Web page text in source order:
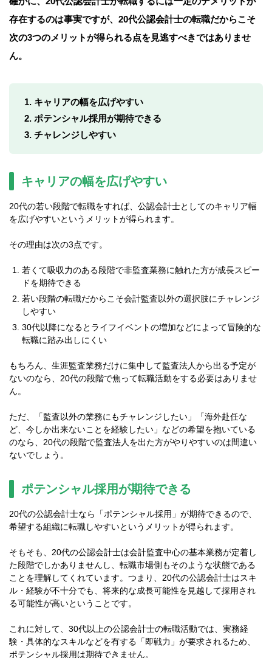
存在するのは事実ですが、 20代公認会計士の転職だからこそ
次の3つのメリットが得られる点を見逃すべきではありませ
ん。
キャリアの幅を広げやすい
ポテンシャル採用が期待できる
チャレンジしやすい
キャリアの幅を広げやすい
20代の若い段階で転職をすれば、公認会計士としてのキャリア幅
を広げやすいというメリットが得られます。
その理由は次の3点です。
若くて吸収力のある段階で非監査業務に触れた方が成長スピー
ドを期待できる
若い段階の転職だからこそ会計監査以外の選択肢にチャレンジ
しやすい
30代以降になるとライフイベントの増加などによって冒険的な
転職に踏み出しにくい
もちろん、生涯監査業務だけに集中して監査法人から出る予定が
ないのなら、20代の段階で焦って転職活動をする必要はありませ
ん。
ただ、「監査以外の業務にもチャレンジしたい」「海外赴任な
ど、今しか出来ないことを経験したい」などの希望を抱いている
のなら、20代の段階で監査法人を出た方がやりやすいのは間違い
ないでしょう。
ポテンシャル採用が期待できる
20代の公認会計士なら「ポテンシャル採用」が期待できるので、
希望する組織に転職しやすいというメリットが得られます。
そもそも、20代の公認会計士は会計監査中心の基本業務が定着し
た段階でしかありませんし、転職市場側もそのような状態である
ことを理解してくれています。つまり、20代の公認会計士はスキ
ル・経験が不十分でも、将来的な成長可能性を見越して採用され
る可能性が高いということです。
これに対して、30代以上の公認会計士の転職活動では、実務経
験・具体的なスキルなどを有する「即戦力」が要求されるため、
ポテンシャル採用は期待できません。